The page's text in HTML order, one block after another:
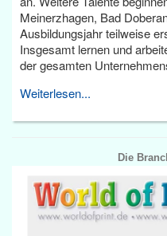
Meinerzhagen, Bad
Ausbildungsjahr teilweise
Insgesamt lernen und
der gesamten
Weiterlesen...
Die